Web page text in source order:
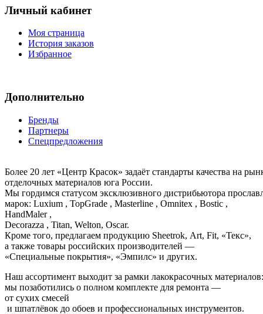
Личный кабинет
Моя страница
История заказов
Избранное
Дополнительно
Бренды
Партнеры
Спецпредложения
Более 20 лет «Центр Красок» задаёт стандарты качества на
отделочных материалов юга России.
Мы гордимся статусом эксклюзивного дистрибьютора
марок: Luxium , TopGrade , Masterline , Omnitex , Bostic ,
HandMaler ,
Decorazza , Titan, Welton, Oscar.
Кроме того, предлагаем продукцию Sheetrok, Art, Fit, «Текс»,
а также товары российских производителей —
«Специальные покрытия», «Эмпилс» и других.
Наш ассортимент выходит за рамки лакокрасочных
мы позаботились о полном комплекте для ремонта —
от сухих смесей
и шпатлёвок до обоев и профессиональных инструментов.